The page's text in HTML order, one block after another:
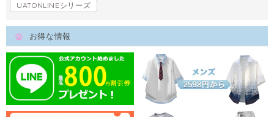
UATONLINEシリーズ
お得な情報